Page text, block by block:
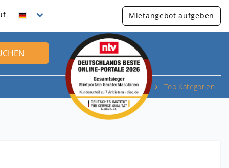
Mietangebot aufgeben
Top Kategorien